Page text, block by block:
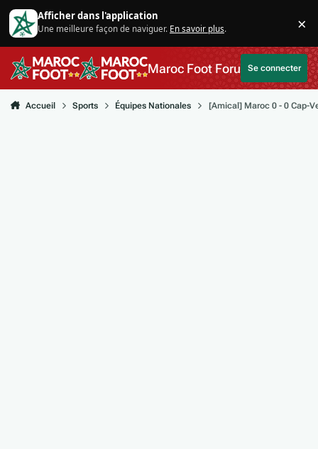
Aller au contenu
Afficher dans l'application
Une meilleure façon de naviguer. En savoir plus. ×
Maroc Foot ForumSe connecter
Accueil Sports Équipes Nationales [Amical] Maroc 0 - 0 Cap-